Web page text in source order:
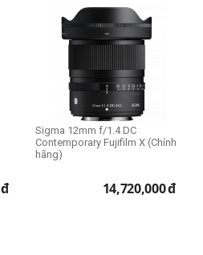
đ
Sigma 12mm f/1.4 DC
Contemporary Fujifilm X (Chính
hãng)
14,720,000đ